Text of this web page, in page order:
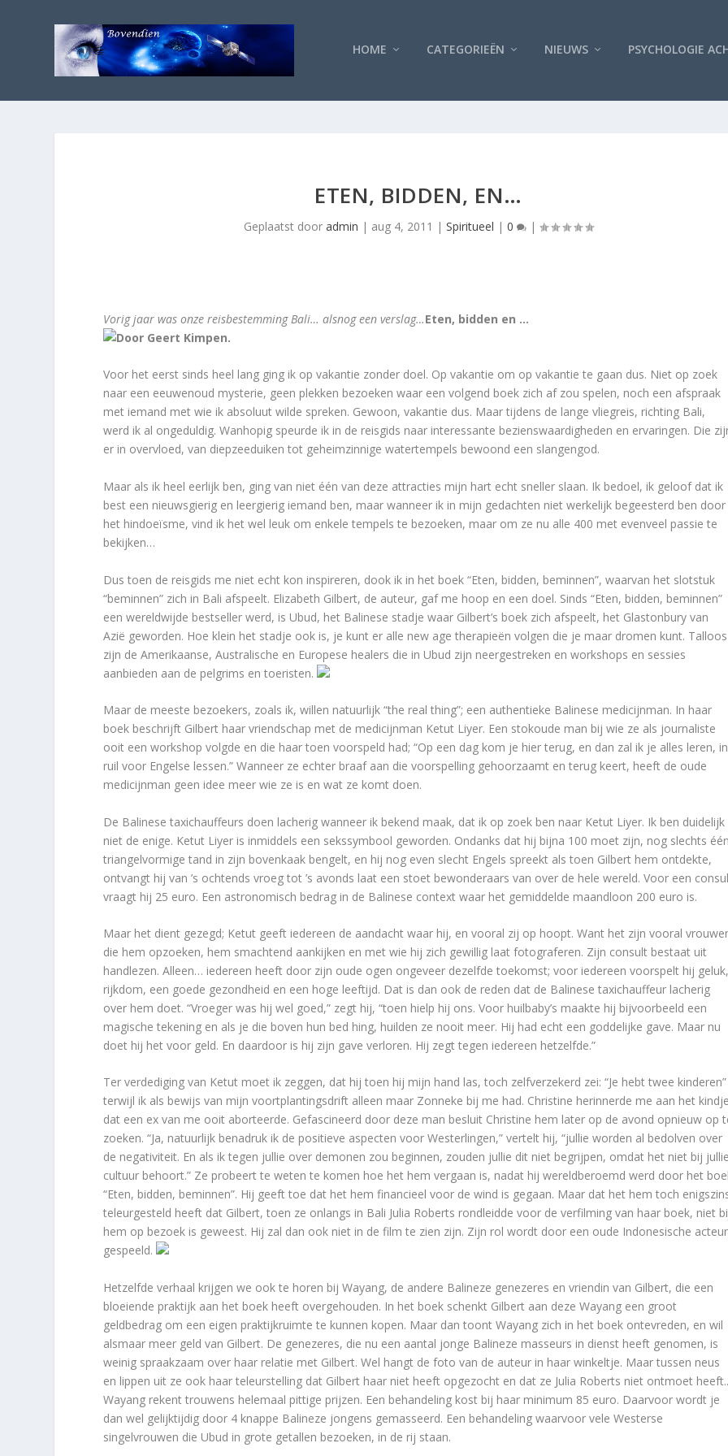
HOME CATEGORIEËN NIEUWS PSYCHOLOGIE
ETEN, BIDDEN, EN…
Geplaatst door admin | aug 4, 2011 | Spiritueel | 0 |
Vorig jaar was onze reisbestemming Bali… alsnog een verslag…Eten, bidden en …
Door Geert Kimpen.
Voor het eerst sinds heel lang ging ik op vakantie zonder doel. Op vakantie om op vakantie te gaan dus. Niet op zoek
naar een eeuwenoud mysterie, geen plekken bezoeken waar een volgend boek zich af zou spelen, noch een afspraak
met iemand met wie ik absoluut wilde spreken. Gewoon, vakantie dus. Maar tijdens de lange vliegreis, richting Bali,
werd ik al ongeduldig. Wanhopig speurde ik in de reisgids naar interessante bezienswaardigheden en ervaringen. Die
er in overvloed, van diepzeeduiken tot geheimzinnige watertempels bewoond een slangengod.
Maar als ik heel eerlijk ben, ging van niet één van deze attracties mijn hart echt sneller slaan. Ik bedoel, ik geloof dat ik
best een nieuwsgierig en leergierig iemand ben, maar wanneer ik in mijn gedachten niet werkelijk begeesterd ben door
het hindoeïsme, vind ik het wel leuk om enkele tempels te bezoeken, maar om ze nu alle 400 met evenveel passie te
bekijken…
Dus toen de reisgids me niet echt kon inspireren, dook ik in het boek “Eten, bidden, beminnen”, waarvan het slotstuk
“beminnen” zich in Bali afspeelt. Elizabeth Gilbert, de auteur, gaf me hoop en een doel. Sinds “Eten, bidden, beminnen”
een wereldwijde bestseller werd, is Ubud, het Balinese stadje waar Gilbert’s boek zich afspeelt, het Glastonbury van
Azië geworden. Hoe klein het stadje ook is, je kunt er alle new age therapieën volgen die je maar dromen kunt. Talloos
zijn de Amerikaanse, Australische en Europese healers die in Ubud zijn neergestreken en workshops en sessies
aanbieden aan de pelgrims en toeristen.
Maar de meeste bezoekers, zoals ik, willen natuurlijk “the real thing”; een authentieke Balinese medicijnman. In haar
boek beschrijft Gilbert haar vriendschap met de medicijnman Ketut Liyer. Een stokoude man bij wie ze als journaliste
ooit een workshop volgde en die haar toen voorspeld had; “Op een dag kom je hier terug, en dan zal ik je alles leren, in
ruil voor Engelse lessen.” Wanneer ze echter braaf aan die voorspelling gehoorzaamt en terug keert, heeft de oude
medicijnman geen idee meer wie ze is en wat ze komt doen.
De Balinese taxichauffeurs doen lacherig wanneer ik bekend maak, dat ik op zoek ben naar Ketut Liyer. Ik ben duidelijk
niet de enige. Ketut Liyer is inmiddels een sekssymbool geworden. Ondanks dat hij bijna 100 moet zijn, nog slechts één
triangelvormige tand in zijn bovenkaak bengelt, en hij nog even slecht Engels spreekt als toen Gilbert hem ontdekte,
ontvangt hij van ’s ochtends vroeg tot ’s avonds laat een stoet bewonderaars van over de hele wereld. Voor een
vraagt hij 25 euro. Een astronomisch bedrag in de Balinese context waar het gemiddelde maandloon 200 euro is.
Maar het dient gezegd; Ketut geeft iedereen de aandacht waar hij, en vooral zij op hoopt. Want het zijn vooral
die hem opzoeken, hem smachtend aankijken en met wie hij zich gewillig laat fotograferen. Zijn consult bestaat uit
handlezen. Alleen… iedereen heeft door zijn oude ogen ongeveer dezelfde toekomst; voor iedereen voorspelt hij geluk,
rijkdom, een goede gezondheid en een hoge leeftijd. Dat is dan ook de reden dat de Balinese taxichauffeur lacherig
over hem doet. “Vroeger was hij wel goed,” zegt hij, “toen hielp hij ons. Voor huilbaby’s maakte hij bijvoorbeeld een
magische tekening en als je die boven hun bed hing, huilden ze nooit meer. Hij had echt een goddelijke gave. Maar nu
doet hij het voor geld. En daardoor is hij zijn gave verloren. Hij zegt tegen iedereen hetzelfde.”
Ter verdediging van Ketut moet ik zeggen, dat hij toen hij mijn hand las, toch zelfverzekerd zei: “Je hebt twee kinderen”
terwijl ik als bewijs van mijn voortplantingsdrift alleen maar Zonneke bij me had. Christine herinnerde me aan het kindje
dat een ex van me ooit aborteerde. Gefascineerd door deze man besluit Christine hem later op de avond opnieuw op
zoeken. “Ja, natuurlijk benadruk ik de positieve aspecten voor Westerlingen,” vertelt hij, “jullie worden al bedolven over
de negativiteit. En als ik tegen jullie over demonen zou beginnen, zouden jullie dit niet begrijpen, omdat het niet bij jullie
cultuur behoort.” Ze probeert te weten te komen hoe het hem vergaan is, nadat hij wereldberoemd werd door het
“Eten, bidden, beminnen”. Hij geeft toe dat het hem financieel voor de wind is gegaan. Maar dat het hem toch
teleurgesteld heeft dat Gilbert, toen ze onlangs in Bali Julia Roberts rondleidde voor de verfilming van haar boek, niet
hem op bezoek is geweest. Hij zal dan ook niet in de film te zien zijn. Zijn rol wordt door een oude Indonesische acteur
gespeeld.
Hetzelfde verhaal krijgen we ook te horen bij Wayang, de andere Balineze genezeres en vriendin van Gilbert, die een
bloeiende praktijk aan het boek heeft overgehouden. In het boek schenkt Gilbert aan deze Wayang een groot
geldbedrag om een eigen praktijkruimte te kunnen kopen. Maar dan toont Wayang zich in het boek ontevreden, en wil
alsmaar meer geld van Gilbert. De genezeres, die nu een aantal jonge Balineze masseurs in dienst heeft genomen, is
weinig spraakzaam over haar relatie met Gilbert. Wel hangt de foto van de auteur in haar winkeltje. Maar tussen neus
en lippen uit ze ook haar teleurstelling dat Gilbert haar niet heeft opgezocht en dat ze Julia Roberts niet ontmoet heeft..
Wayang rekent trouwens helemaal pittige prijzen. Een behandeling kost bij haar minimum 85 euro. Daarvoor wordt je
dan wel gelijktijdig door 4 knappe Balineze jongens gemasseerd. Een behandeling waarvoor vele Westerse
singelvrouwen die Ubud in grote getallen bezoeken, in de rij staan.